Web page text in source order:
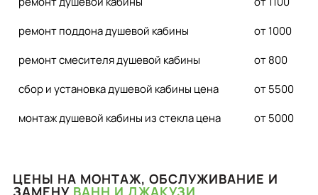
ремонт поддона душевой кабины
от 1000
ремонт смесителя душевой кабины
от 800
сбор и установка душевой кабины цена
от 5500
монтаж душевой кабины из стекла цена
от 5000
ЦЕНЫ НА МОНТАЖ, ОБСЛУЖИВАНИЕ И
ЗАМЕНУ ВАНН И ДЖАКУЗИ